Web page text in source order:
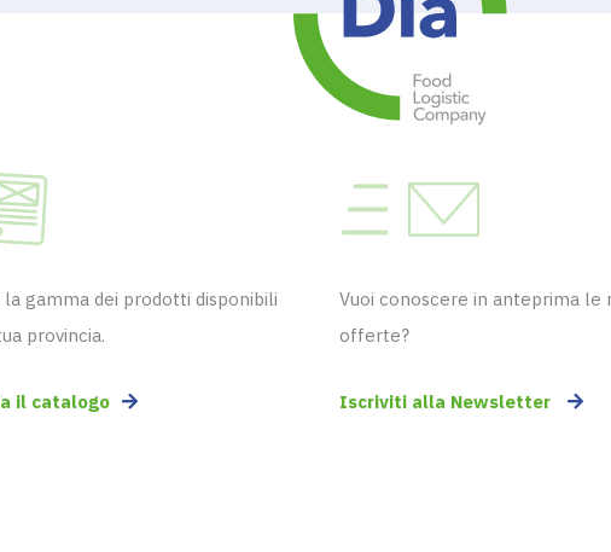
la gamma dei prodotti disponibili
provincia.
il catalogo
Vuoi conoscere in anteprima le
offerte?
Iscriviti alla Newsletter